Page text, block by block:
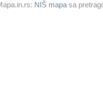
NIŠ mapasa